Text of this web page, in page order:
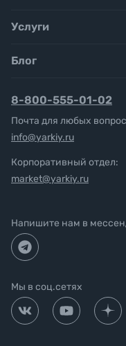
Услуги
Блог
8-800-555-01-02
Почта для любых
info@yarkiy.ru
Корпоративный отдел:
market@yarkiy.ru
Напишите нам в
Мы в соц.сетях